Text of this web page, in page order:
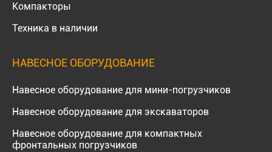
Компакторы
Техника в наличии
НАВЕСНОЕ ОБОРУДОВАНИЕ
Навесное оборудование для мини-погрузчиков
Навесное оборудование для экскаваторов
Навесное оборудование для компактных
фронтальных погрузчиков